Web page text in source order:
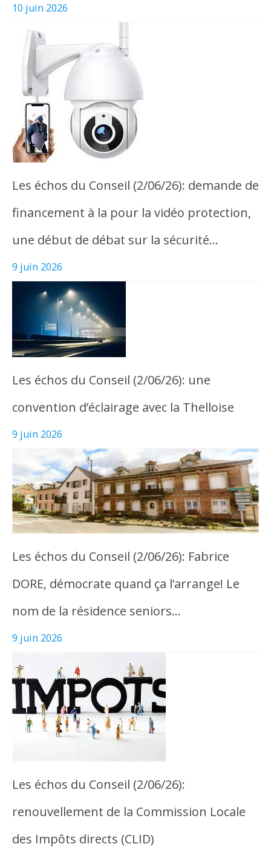
10 juin 2026
Les échos du Conseil (2/06/26): demande de
financement à la pour la vidéo protection,
une début de débat sur la sécurité…
9 juin 2026
Les échos du Conseil (2/06/26): une
convention d’éclairage avec la Thelloise
9 juin 2026
Les échos du Conseil (2/06/26): Fabrice
DORE, démocrate quand ça l’arrange! Le
nom de la résidence seniors…
9 juin 2026
Les échos du Conseil (2/06/26):
renouvellement de la Commission Locale
des Impôts directs (CLID)